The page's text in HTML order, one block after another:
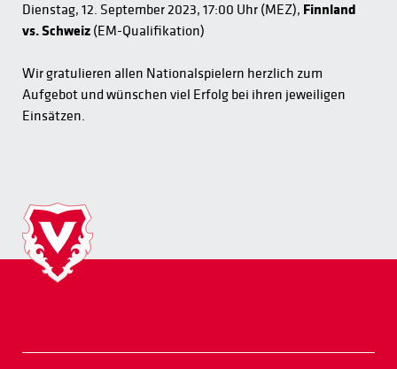
Dienstag, 12. September 2023, 17:00 Uhr (MEZ), Finnland
vs. Schweiz (EM-Qualifikation)
Wir gratulieren allen Nationalspielern herzlich zum
Aufgebot und wünschen viel Erfolg bei ihren jeweiligen
Einsätzen.